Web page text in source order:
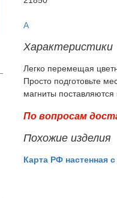
A
Характеристики
Легко перемещая
Просто подготовьте
магниты поставляются
По вопросам
Похожие изделия
Карта РФ настенная